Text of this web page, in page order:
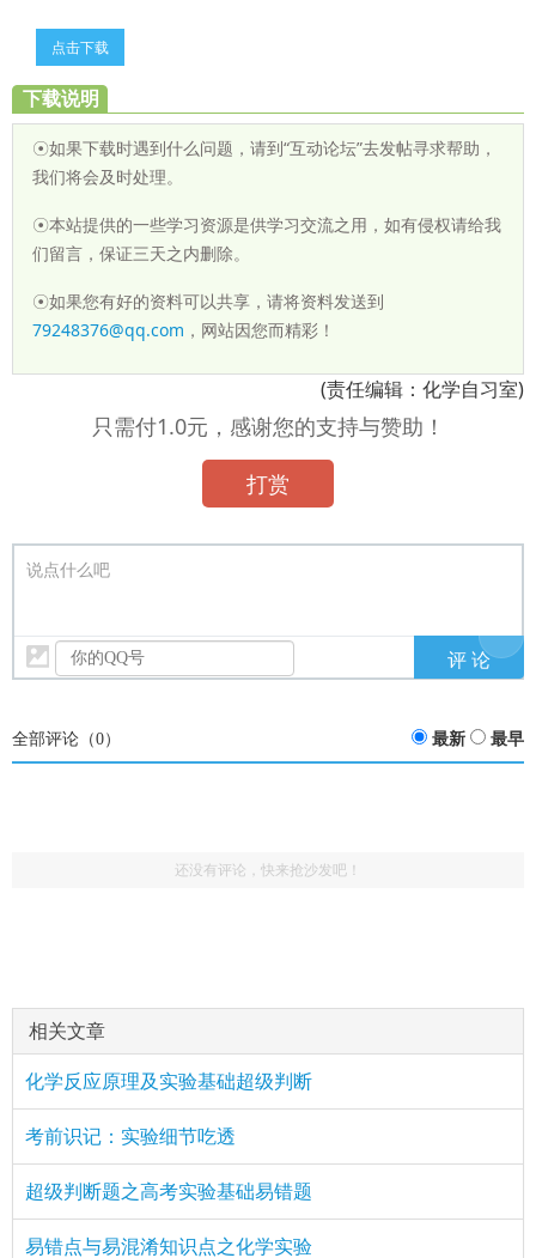
点击下载
下载说明
☉如果下载时遇到什么问题，请到“互动论坛”去发帖寻求帮助，
我们将会及时处理。
☉本站提供的一些学习资源是供学习交流之用，如有侵权请给我
们留言，保证三天之内删除。
☉如果您有好的资料可以共享，请将资料发送到
79248376@qq.com ，网站因您而精彩！
(责任编辑：化学自习室)
只需付1.0元，感谢您的支持与赞助！
打赏
说点什么吧
全部评论（0） 最新 最早
还没有评论，快来抢沙发吧！
相关文章
化学反应原理及实验基础超级判断
考前识记：实验细节吃透
超级判断题之高考实验基础易错题
易错点与易混淆知识点之化学实验